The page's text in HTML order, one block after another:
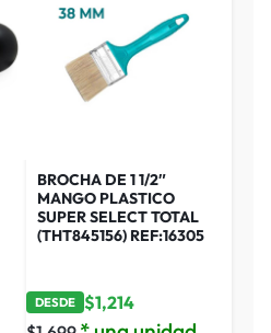
BROCHA DE 1 1/2″
MANGO PLASTICO
SUPER SELECT TOTAL
(THT845156) REF:16305
DESDE $1,214